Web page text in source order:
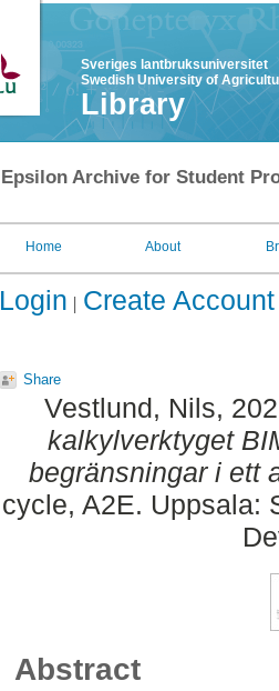
Sveriges lantbruksuniversitet
Swedish University of
Library
Epsilon Archive for Student
Home About
Login Create Account
Share
Vestlund, Nils,
kalkylverktyget
begränsningar i ett
cycle, A2E. Uppsala:
Abstract